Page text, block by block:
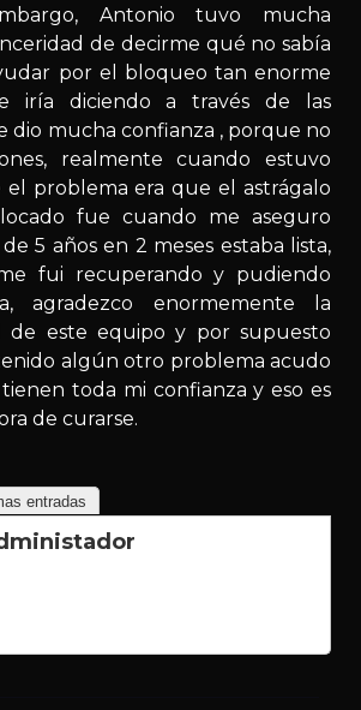
Antonio tuvo mucha
de decirme qué no sabía
por el bloqueo tan enorme
iría diciendo a través de las
dio mucha confianza , porque no
realmente cuando estuvo
problema era que el astrágalo
fue cuando me aseguro
5 años en 2 meses estaba lista,
fui recuperando y pudiendo
agradezco enormemente la
de este equipo y por supuesto
algún otro problema acudo
toda mi confianza y eso es
de curarse.
entradas